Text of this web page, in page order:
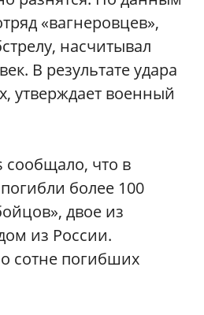
«вагнеровцев»,
насчитывал
В результате удара
утверждает военный
сообщало, что в
более 100
двое из
из России.
сотне погибших